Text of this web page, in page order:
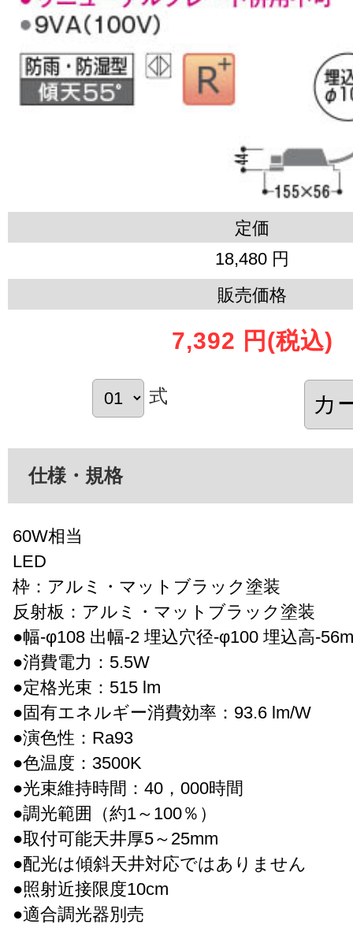
定価
18,480 円
販売価格
7,392 円 (税込)
式
仕様・規格
60W相当
LED
枠：アルミ・マットブラック塗装
反射板：アルミ・マットブラック塗装
●幅-φ108 出幅-2 埋込穴径-φ100 埋込高-
●消費電力：5.5W
●定格光束：515 lm
●固有エネルギー消費効率：93.6 lm/W
●演色性：Ra93
●色温度：3500K
●光束維持時間：40，000時間
●調光範囲（約1～100％）
●取付可能天井厚5～25mm
●配光は傾斜天井対応ではありません
●照射近接限度10cm
●適合調光器別売